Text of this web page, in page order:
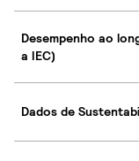
Desempenho ao
a IEC)
Dados de